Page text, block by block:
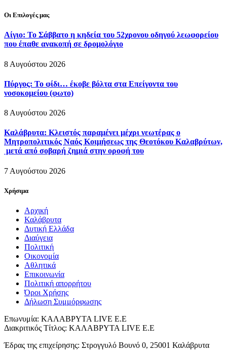
Οι Επιλογές μας
Αίγιο: Το Σάββατο η κηδεία του 52χρονου οδηγού λεωφορείου
που έπαθε ανακοπή σε δρομολόγιο
8 Αυγούστου 2026
Πύργος: Το φίδι… έκοβε βόλτα στα Επείγοντα του
νοσοκομείου (φωτο)
8 Αυγούστου 2026
Καλάβρυτα: Κλειστός παραμένει μέχρι νεωτέρας ο
Μητροπολιτικός Ναός Κοιμήσεως της Θεοτόκου Καλαβρύτων,
μετά από σοβαρή ζημιά στην οροφή του
7 Αυγούστου 2026
Χρήσιμα
Αρχική
Καλάβρυτα
Δυτική Ελλάδα
Διαύγεια
Πολιτική
Οικονομία
Αθλητικά
Επικοινωνία
Πολιτική απορρήτου
Όροι Χρήσης
Δήλωση Συμμόρφωσης
Επωνυμία: ΚΑΛΑΒΡΥΤΑ LIVE Ε.Ε
Διακριτικός Τίτλος: ΚΑΛΑΒΡΥΤΑ LIVE E.E
Έδρας της επιχείρησης: Στρογγυλό Βουνό 0, 25001 Καλάβρυτα